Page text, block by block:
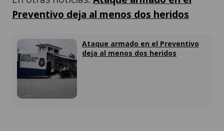
Preventivo deja al menos dos heridos
Ataque armado en el Preventivo
deja al menos dos heridos